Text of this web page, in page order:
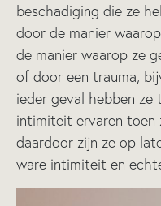
beschadiging die ze
door de manier
de manier waarop ze
of door een trauma,
ieder geval hebben ze
intimiteit ervaren toen
daardoor zijn ze op
ware intimiteit en